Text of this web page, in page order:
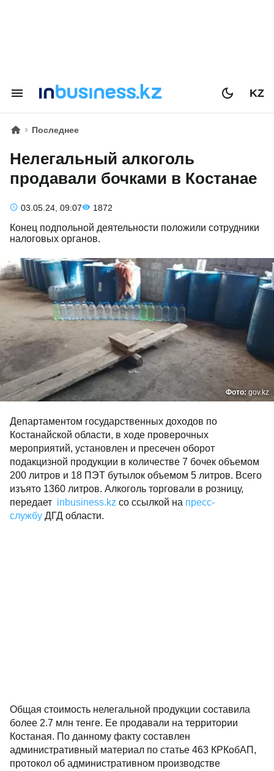
KZ
Последнее
Нелегальный алкоголь
продавали бочками в Костанае
03.05.24, 09:07 1872
Конец подпольной деятельности положили сотрудники
налоговых органов.
Фото: gov.kz
Департаментом государственных доходов по
Костанайской области, в ходе проверочных
мероприятий, установлен и пресечен оборот
подакцизной продукции в количестве 7 бочек объемом
200 литров и 18 ПЭТ бутылок объемом 5 литров. Всего
изъято 1360 литров. Алкоголь торговали в розницу,
передает inbusiness.kz со ссылкой на пресс-
службу ДГД области.
Общая стоимость нелегальной продукции составила
более 2.7 млн тенге. Ее продавали на территории
Костаная. По данному факту составлен
административный материал по статье 463 КРКобАП,
протокол об административном производстве